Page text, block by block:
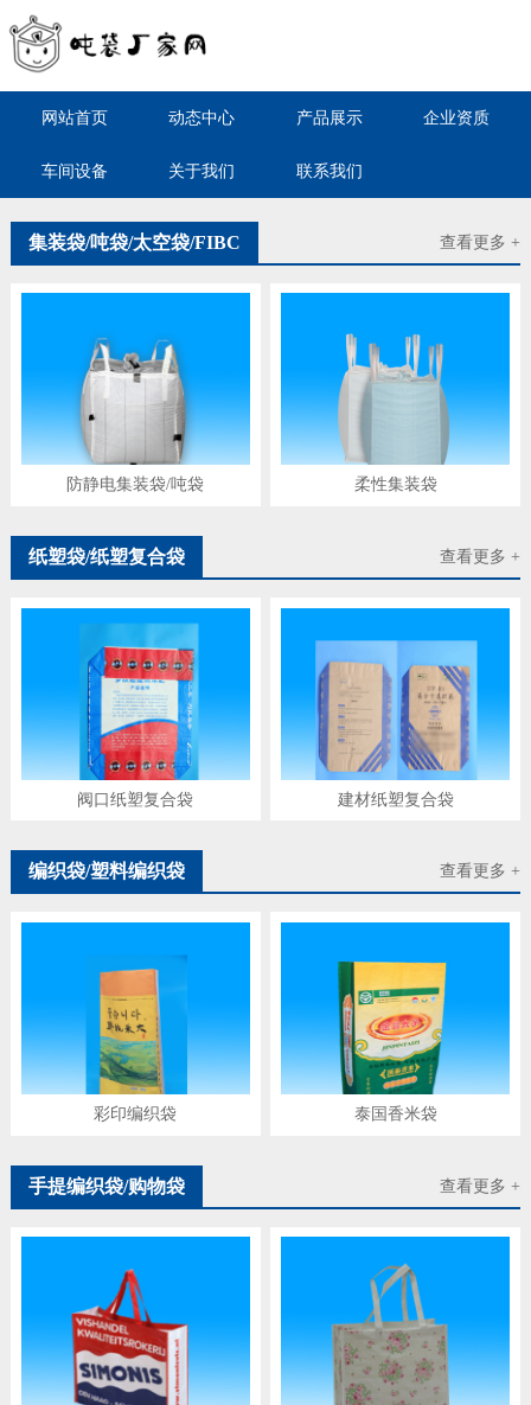
网站首页 动态中心 产品展示 企业资质
车间设备 关于我们 联系我们
查看更多 +
集装袋/吨袋/太空袋/FIBC
防静电集装袋/吨袋 柔性集装袋
查看更多 +
纸塑袋/纸塑复合袋
阀口纸塑复合袋 建材纸塑复合袋
查看更多 +
编织袋/塑料编织袋
彩印编织袋 泰国香米袋
查看更多 +
手提编织袋/购物袋